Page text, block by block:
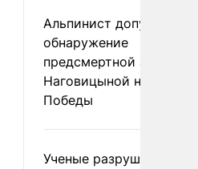
Альпинист допустил
обнаружение
предсмертной записки
Наговицыной на пике
Победы
Ученые разрушили миф